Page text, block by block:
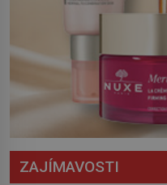
ZAJÍMAVOSTI